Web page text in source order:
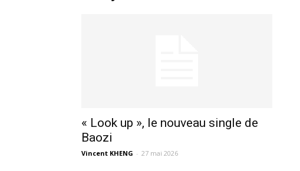
« Look up », le nouveau single de
Baozi
Vincent KHENG - 27 mai 2026